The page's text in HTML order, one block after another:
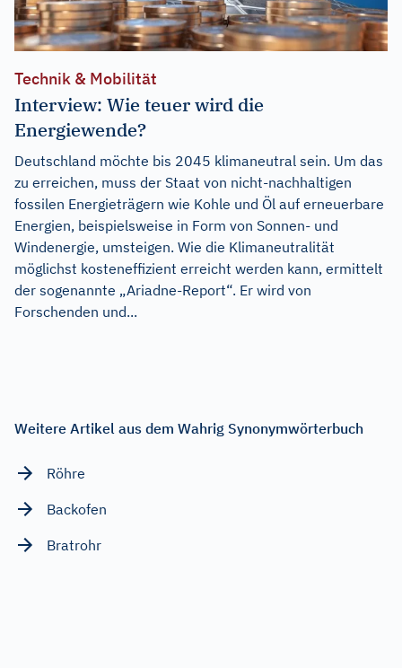
Technik & Mobilität
Interview: Wie teuer wird die
Energiewende?
Deutschland möchte bis 2045 klimaneutral sein. Um das
zu erreichen, muss der Staat von nicht-nachhaltigen
fossilen Energieträgern wie Kohle und Öl auf erneuerbare
Energien, beispielsweise in Form von Sonnen- und
Windenergie, umsteigen. Wie die Klimaneutralität
möglichst kosteneffizient erreicht werden kann, ermittelt
der sogenannte „Ariadne-Report“. Er wird von
Forschenden und...
Weitere Artikel aus dem Wahrig Synonymwörterbuch
Röhre
Backofen
Bratrohr